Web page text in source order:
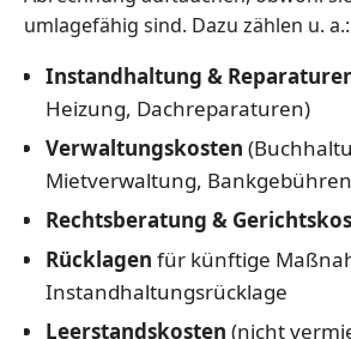
umlagefähig sind. Dazu zählen u. a.:
Instandhaltung &
Heizung, Dachreparaturen)
Verwaltungskosten
Mietverwaltung,
Rechtsberatung &
Rücklagen für künftige
Instandhaltungsrücklage
Leerstandskosten (nicht